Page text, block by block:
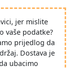
jer mislite
vaše podatke?
prijedlog da
Dostava je
ubacimo